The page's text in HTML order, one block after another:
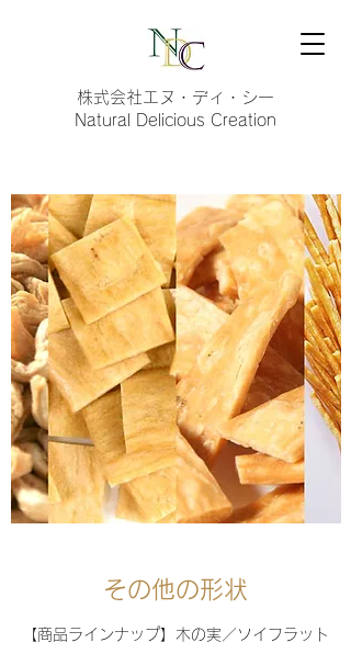
株式会社エヌ・ディ・シー
Natural Delicious Creation
その他の形状
【商品ラインナップ】木の実／ソイフラット